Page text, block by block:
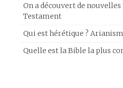
On a découvert de nouvelles
Testament
Qui est hérétique ?
Quelle est la Bible la plus